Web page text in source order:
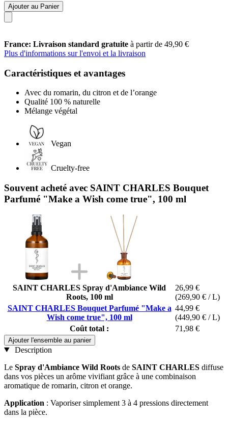
Ajouter au Panier
France: Livraison standard gratuite à partir de 49,90 €
Plus d'informations sur l'envoi et la livraison
Caractéristiques et avantages
Avec du romarin, du citron et de l’orange
Qualité 100 % naturelle
Mélange végétal
Vegan
Cruelty-free
Souvent acheté avec SAINT CHARLES Bouquet
Parfumé "Make a Wish come true", 100 ml
SAINT CHARLES Spray d'Ambiance Wild
Roots, 100 ml
26,99 €
(269,90 € / L)
SAINT CHARLES Bouquet Parfumé "Make a
Wish come true", 100 ml
44,99 €
(449,90 € / L)
Coût total :
71,98 €
Ajouter l'ensemble au panier
Description
Le Spray d'Ambiance Wild Roots de SAINT CHARLES diffuse
dans vos pièces un arôme vivifiant grâce à une combinaison
aromatique de romarin, citron et orange.
Application : Vaporiser simplement 3 à 4 pressions directement
dans la pièce.